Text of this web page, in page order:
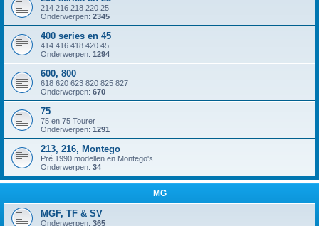
214 216 218 220 25
Onderwerpen: 2345
400 series en 45
414 416 418 420 45
Onderwerpen: 1294
600, 800
618 620 623 820 825 827
Onderwerpen: 670
75
75 en 75 Tourer
Onderwerpen: 1291
213, 216, Montego
Pré 1990 modellen en Montego's
Onderwerpen: 34
MG
MGF, TF & SV
Onderwerpen: 365